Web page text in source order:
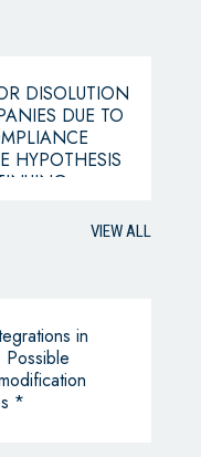
DISOLUTION
DUE TO
HYPOTHESIS
VIEW ALL
in
Possible
*